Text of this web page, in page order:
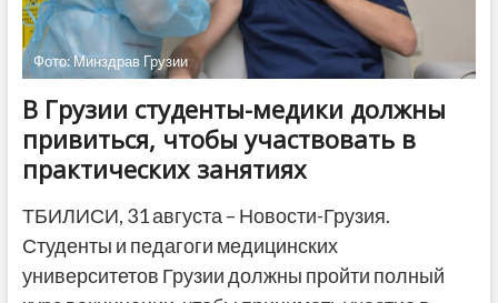
Фото: Минздрав Грузии
В Грузии студенты-медики должны
привиться, чтобы участвовать в
практических занятиях
ТБИЛИСИ, 31 августа – Новости-Грузия.
Студенты и педагоги медицинских
университетов Грузии должны пройти полный